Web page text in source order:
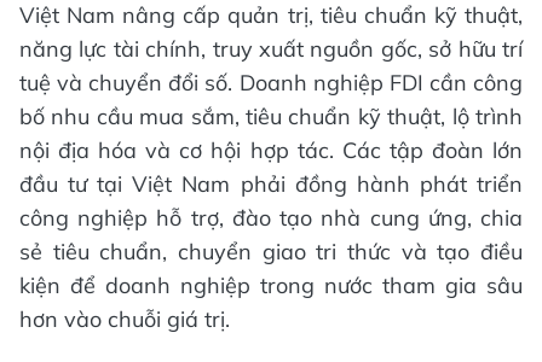
Việt Nam nâng cấp quản trị, tiêu chuẩn kỹ thuật,
năng lực tài chính, truy xuất nguồn gốc, sở hữu trí
tuệ và chuyển đổi số. Doanh nghiệp FDI cần công
bố nhu cầu mua sắm, tiêu chuẩn kỹ thuật, lộ trình
nội địa hóa và cơ hội hợp tác. Các tập đoàn lớn
đầu tư tại Việt Nam phải đồng hành phát triển
công nghiệp hỗ trợ, đào tạo nhà cung ứng, chia
sẻ tiêu chuẩn, chuyển giao tri thức và tạo điều
kiện để doanh nghiệp trong nước tham gia sâu
hơn vào chuỗi giá trị.